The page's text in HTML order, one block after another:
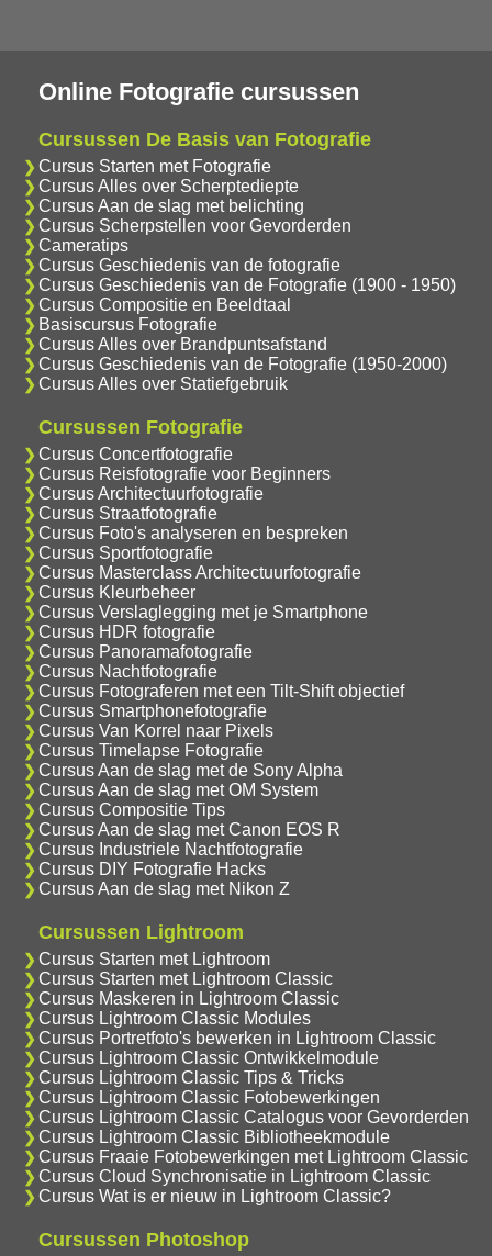
Online Fotografie cursussen
Cursussen De Basis van Fotografie
Cursus Starten met Fotografie
Cursus Alles over Scherptediepte
Cursus Aan de slag met belichting
Cursus Scherpstellen voor Gevorderden
Cameratips
Cursus Geschiedenis van de fotografie
Cursus Geschiedenis van de Fotografie (1900 - 1950)
Cursus Compositie en Beeldtaal
Basiscursus Fotografie
Cursus Alles over Brandpuntsafstand
Cursus Geschiedenis van de Fotografie (1950-2000)
Cursus Alles over Statiefgebruik
Cursussen Fotografie
Cursus Concertfotografie
Cursus Reisfotografie voor Beginners
Cursus Architectuurfotografie
Cursus Straatfotografie
Cursus Foto's analyseren en bespreken
Cursus Sportfotografie
Cursus Masterclass Architectuurfotografie
Cursus Kleurbeheer
Cursus Verslaglegging met je Smartphone
Cursus HDR fotografie
Cursus Panoramafotografie
Cursus Nachtfotografie
Cursus Fotograferen met een Tilt-Shift objectief
Cursus Smartphonefotografie
Cursus Van Korrel naar Pixels
Cursus Timelapse Fotografie
Cursus Aan de slag met de Sony Alpha
Cursus Aan de slag met OM System
Cursus Compositie Tips
Cursus Aan de slag met Canon EOS R
Cursus Industriele Nachtfotografie
Cursus DIY Fotografie Hacks
Cursus Aan de slag met Nikon Z
Cursussen Lightroom
Cursus Starten met Lightroom
Cursus Starten met Lightroom Classic
Cursus Maskeren in Lightroom Classic
Cursus Lightroom Classic Modules
Cursus Portretfoto's bewerken in Lightroom Classic
Cursus Lightroom Classic Ontwikkelmodule
Cursus Lightroom Classic Tips & Tricks
Cursus Lightroom Classic Fotobewerkingen
Cursus Lightroom Classic Catalogus voor Gevorderden
Cursus Lightroom Classic Bibliotheekmodule
Cursus Fraaie Fotobewerkingen met Lightroom Classic
Cursus Cloud Synchronisatie in Lightroom Classic
Cursus Wat is er nieuw in Lightroom Classic?
Cursussen Photoshop